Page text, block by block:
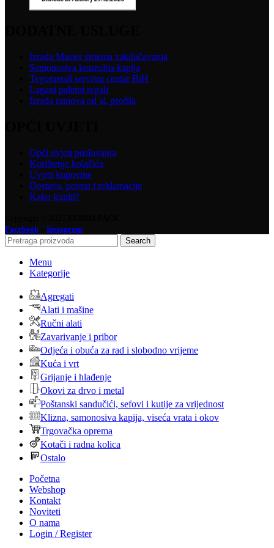
Izrada Master sistema zaključavanja
Samonosiva konzolna kapija
Tegometall servisni centar BiH
Lagani paletni regali
Izrada ramova od al. profila
Opći uvjeti poslovanja
Korištenje kolačića
Uvjeti kupovine
Dostava, povrat i reklamacije
Kako kupiti?
Facebook
Instagram
Search
Menu
Kategorije
Agregati
Alati i mašine
Ručni alati
Zavarivanje i pribor
Odjeća i obuća za rad i slobodno vrijeme
Kuća i vrt
Grijanje i hlađenje
Okovi za drvo i metal
Poštanski sandučići, sefovi i kutije za vrijednost
Klizna, samonosiva kapija, viseća vrata i okov
Trgovačka oprema
Kotači i radna kolica
Ostalo
Početna
Webshop
Kontakt
Noviteti
O nama
Login / Register